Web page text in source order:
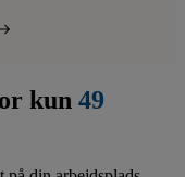
kun 49